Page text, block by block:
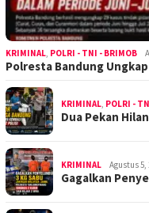
KRIMINAL, POLRI - TNI - BRIMOB
Polresta Bandung
KRIMINAL, POLRI -
Dua Pekan
KRIMINAL Agustus 5,
Gagalkan